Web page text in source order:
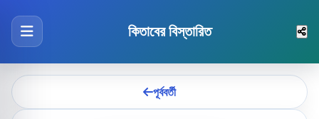
কিতাবের বিস্তারিত
পূর্ববর্তী